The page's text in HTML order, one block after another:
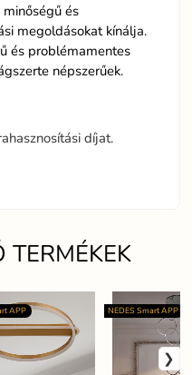
és
megoldásokat kínálja.
és problémamentes
népszerűek.
díjat.
TERMÉKEK
APP NEDES Smart APP